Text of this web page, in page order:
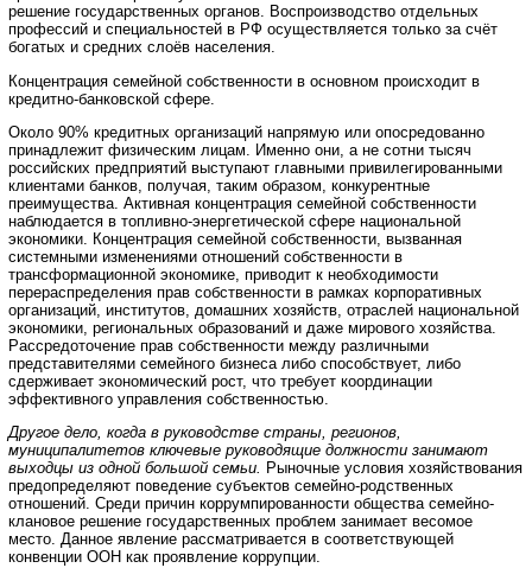
решение государственных органов. Воспроизводство отдельных
профессий и специальностей в РФ осуществляется только за счёт
богатых и средних слоёв населения.
Концентрация семейной собственности в основном происходит в
кредитно-банковской сфере.
Около 90% кредитных организаций напрямую или опосредованно
принадлежит физическим лицам. Именно они, а не сотни тысяч
российских предприятий выступают главными привилегированными
клиентами банков, получая, таким образом, конкурентные
преимущества. Активная концентрация семейной собственности
наблюдается в топливно-энергетической сфере национальной
экономики. Концентрация семейной собственности, вызванная
системными изменениями отношений собственности в
трансформационной экономике, приводит к необходимости
перераспределения прав собственности в рамках корпоративных
организаций, институтов, домашних хозяйств, отраслей национальной
экономики, региональных образований и даже мирового хозяйства.
Рассредоточение прав собственности между различными
представителями семейного бизнеса либо способствует, либо
сдерживает экономический рост, что требует координации
эффективного управления собственностью.
Другое дело, когда в руководстве страны, регионов,
муниципалитетов ключевые руководящие должности занимают
выходцы из одной большой семьи. Рыночные условия хозяйствования
предопределяют поведение субъектов семейно-родственных
отношений. Среди причин коррумпированности общества семейно-
клановое решение государственных проблем занимает весомое
место. Данное явление рассматривается в соответствующей
конвенции ООН как проявление коррупции.